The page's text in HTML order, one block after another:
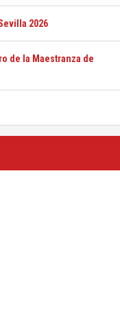
2026
de la Maestranza de